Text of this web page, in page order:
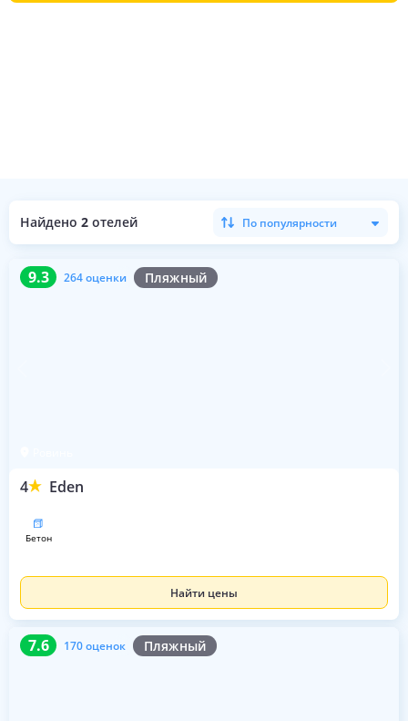
Найдено 2 отелей По популярности
9.3 264 оценки Пляжный
4 Eden
9.3 264 оценки
бетон
Найти цены
7.6 170 оценок Пляжный
7.6 170 оценок